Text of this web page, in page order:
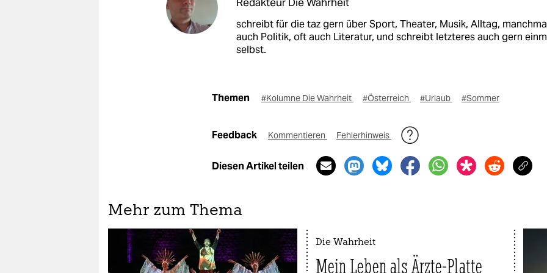
schreibt für die taz gern über Sport, Theater, Musik, Alltag,
auch Politik, oft auch Literatur, und schreibt letzteres auch gern
selbst.
Themen #Kolumne Die Wahrheit #Österreich #Urlaub #Sommer
Feedback Kommentieren Fehlerhinweis
Diesen Artikel teilen
Mehr zum Thema
Die Wahrheit
Mein Leben als Ärzte-Platte